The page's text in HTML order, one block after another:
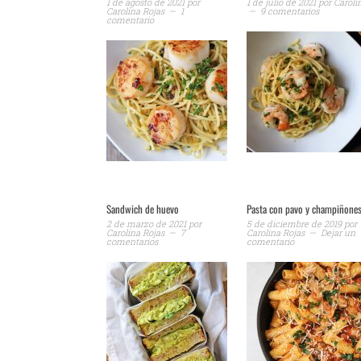
Carolina Rojas 1
comentario
9 comentarios
Sandwich de huevo
2 de marzo de 2021por
Carolina Rojas 7
comentarios
Pasta con pavo y
5 de diciembre de 2019por
Carolina Rojas Dejar un
comentario